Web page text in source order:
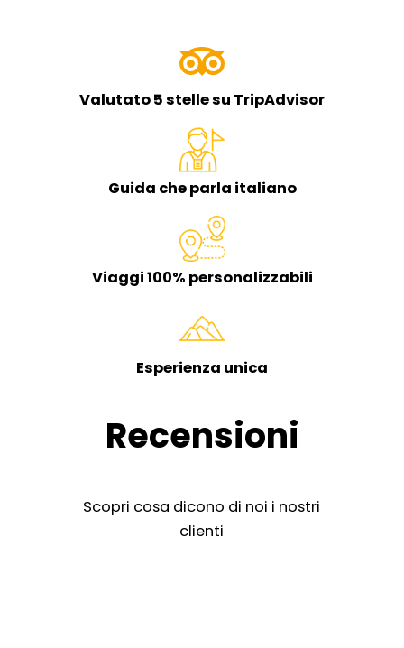
Valutato 5 stelle su TripAdvisor
Guida che parla italiano
Viaggi 100% personalizzabili
Esperienza unica
Recensioni
Scopri cosa dicono di noi i nostri
clienti